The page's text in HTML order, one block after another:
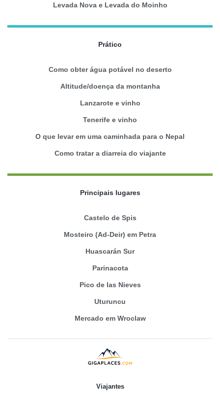
Levada Nova e Levada do Moinho
Prático
Como obter água potável no deserto
Altitude/doença da montanha
Lanzarote e vinho
Tenerife e vinho
O que levar em uma caminhada para o Nepal
Como tratar a diarreia do viajante
Principais lugares
Castelo de Spis
Mosteiro (Ad-Deir) em Petra
Huascarán Sur
Parinacota
Pico de las Nieves
Uturuncu
Mercado em Wroclaw
Viajantes